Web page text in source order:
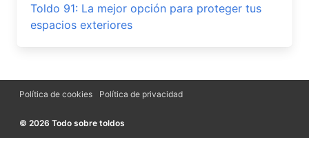
Toldo 91: La mejor opción para proteger tus
espacios exteriores
Política de cookies Política de privacidad
© 2026 Todo sobre toldos